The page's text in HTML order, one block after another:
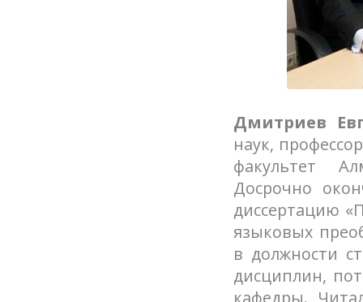
Дмитриев
наук,
факультет
Досрочно
диссертацию
языковых
в должности
дисциплин,
кафедры.